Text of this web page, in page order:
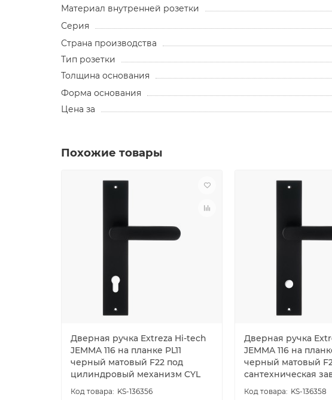
Материал внутренней розетки
Серия
Страна производства
Тип розетки
Толщина основания
Форма основания
Цена за
Похожие товары
Дверная ручка Extreza Hi-tech
JEMMA 116 на планке PL11
черный матовый F22 под
цилиндровый механизм CYL
KS-136356
Дверная ручка
JEMMA 116 на
черный матовый
сантехническая
KS-136358